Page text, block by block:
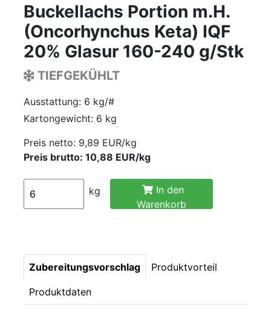
Buckellachs Portion m.H.
(Oncorhynchus Keta) IQF
20% Glasur 160-240 g/Stk
TIEFGEKÜHLT
Ausstattung: 6 kg/#
Kartongewicht: 6 kg
Preis netto: 9,89 EUR/kg
Preis brutto: 10,88 EUR/kg
kg
In den
Warenkorb
Zubereitungsvorschlag Produktvorteil
Produktdaten